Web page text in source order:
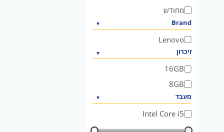
ח
מחודש
Brand
Lenovo
זיכרון
16GB
8GB
מעבד
Intel Core i5